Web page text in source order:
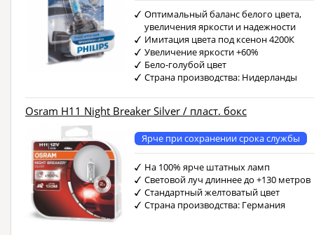
Оптимальный баланс белого цвета,
увеличения яркости и надежности
Имитация цвета под ксенон 4200К
Увеличение яркости +60%
Бело-голубой цвет
Страна производства: Нидерланды
Osram H11 Night Breaker Silver / пласт. бокс
Ярче при сохранении срока службы
На 100% ярче штатных ламп
Световой луч длиннее до +130 метров
Стандартный желтоватый цвет
Страна производства: Германия